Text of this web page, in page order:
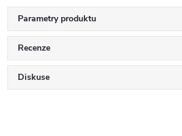
Parametry produktu
Recenze
Diskuse